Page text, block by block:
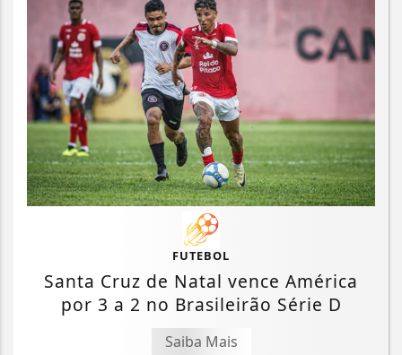
FUTEBOL
Santa Cruz de Natal vence América
por 3 a 2 no Brasileirão Série D
Saiba Mais